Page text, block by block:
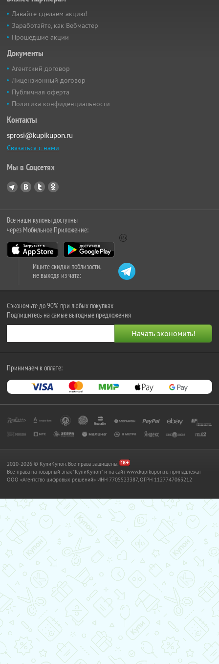
Давайте сделаем акцию!
Заработайте, как Вебмастер
Прошедшие акции
Документы
Агентский договор
Лицензионный договор
Публичная оферта
Политика конфиденциальности
Контакты
sprosi@kupikupon.ru
Связаться с нами
Мы в Соцсетях
Все наши купоны доступны
через Мобильное Приложение:
Ищите скидки поблизости,
не выходя из чата:
Сэкономьте до 90% при любых покупках
Подпишитесь на самые выгодные предложения
Принимаем к оплате:
2010-2026 © КупиКупон. Все права защищены.
Все права на товарный знак "КупиКупон" и на сайт www.kupikupon.ru принадлежат
OOO «Агентство цифровых решений» ИНН 7705523387, ОГРН 1127747063212